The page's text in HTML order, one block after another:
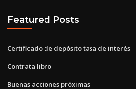
Featured Posts
Certificado de depósito tasa de interés
Contrata libro
Buenas acciones próximas